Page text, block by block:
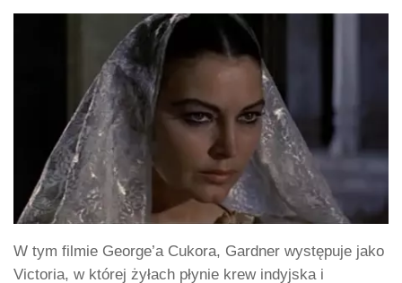
W tym filmie George’a Cukora, Gardner występuje jako
Victoria, w której żyłach płynie krew indyjska i